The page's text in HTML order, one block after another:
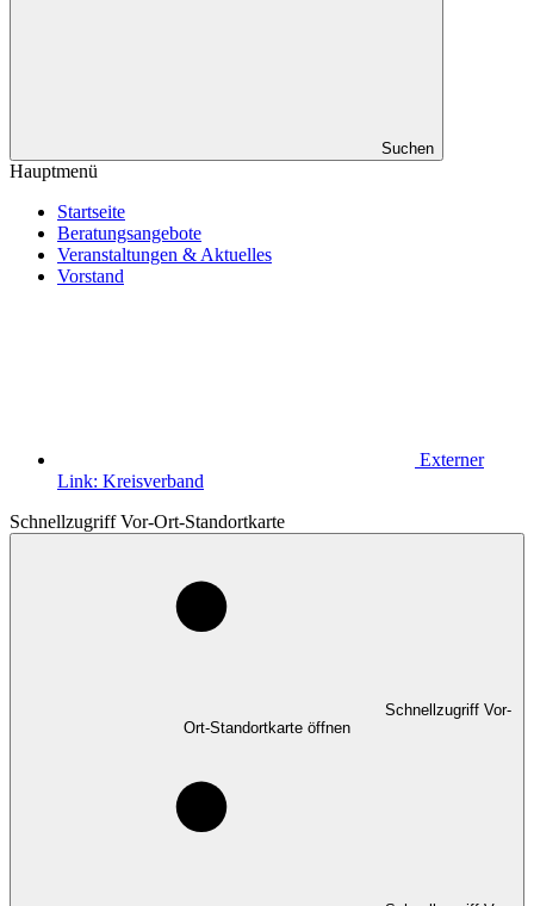
Suchen
Hauptmenü
Startseite
Beratungsangebote
Veranstaltungen & Aktuelles
Vorstand
Externer
Link: Kreisverband
Schnellzugriff Vor-Ort-Standortkarte
Schnellzugriff Vor-
Ort-Standortkarte öffnen